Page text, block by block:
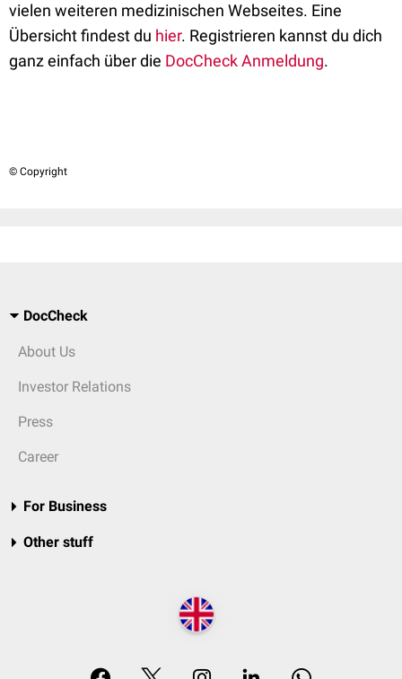
vielen weiteren medizinischen Webseites. Eine
Übersicht findest du hier. Registrieren kannst du dich
ganz einfach über die DocCheck Anmeldung.
© Copyright
DocCheck
About Us
Investor Relations
Press
Career
For Business
Other stuff